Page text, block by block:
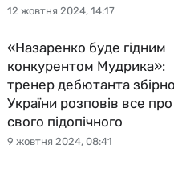
12 жовтня 2024, 14:17
9 жовтня 2024, 08:41
«Назаренко буде гідним
конкурентом Мудрика»:
тренер дебютанта
України розповів все про
свого підопічного